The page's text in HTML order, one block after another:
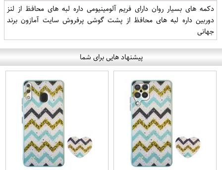
دکمه های بسیار روان دارای فریم آلومینیومی داره لبه های محافظ از لنز
دوربین داره لبه های محافظ از پشت گوشی پرفروش سایت آمازون برند
جهانی
پیشنهاد هایی برای شما